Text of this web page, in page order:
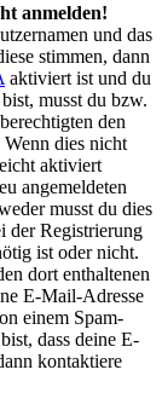
anmelden!
und das
stimmen, dann
aktiviert ist und du
musst du bzw.
den
dies nicht
aktiviert
angemeldeten
musst du dies
der Registrierung
ist oder nicht.
dort enthaltenen
E-Mail-Adresse
einem Spam-
dass deine E-
kontaktiere